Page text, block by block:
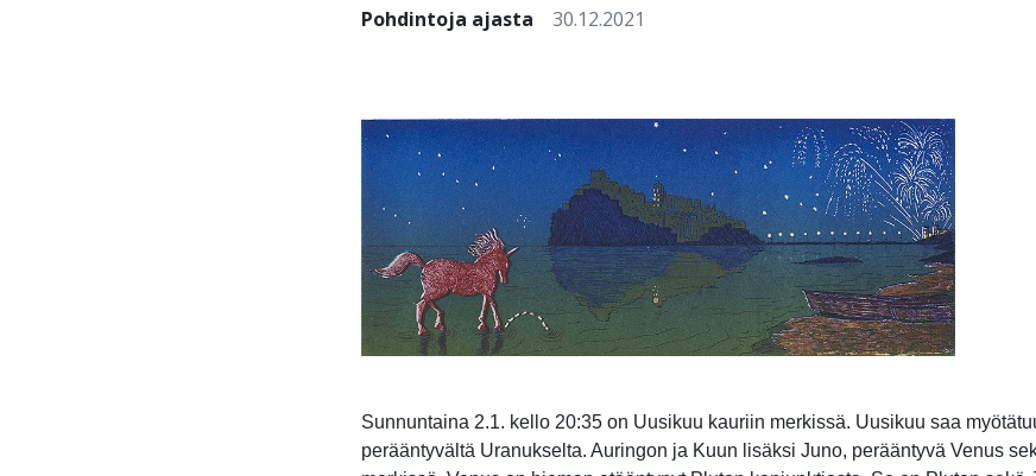
Pohdintoja ajasta 30.12.2021
Sunnuntaina 2.1. kello 20:35 on Uusikuu kauriin merkissä. Uusikuu saa
perääntyvältä Uranukselta. Auringon ja Kuun lisäksi Juno, perääntyvä Venus